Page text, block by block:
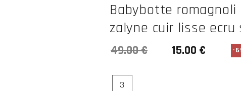
Babybotte
zalyne cuir lisse ecru
-
3